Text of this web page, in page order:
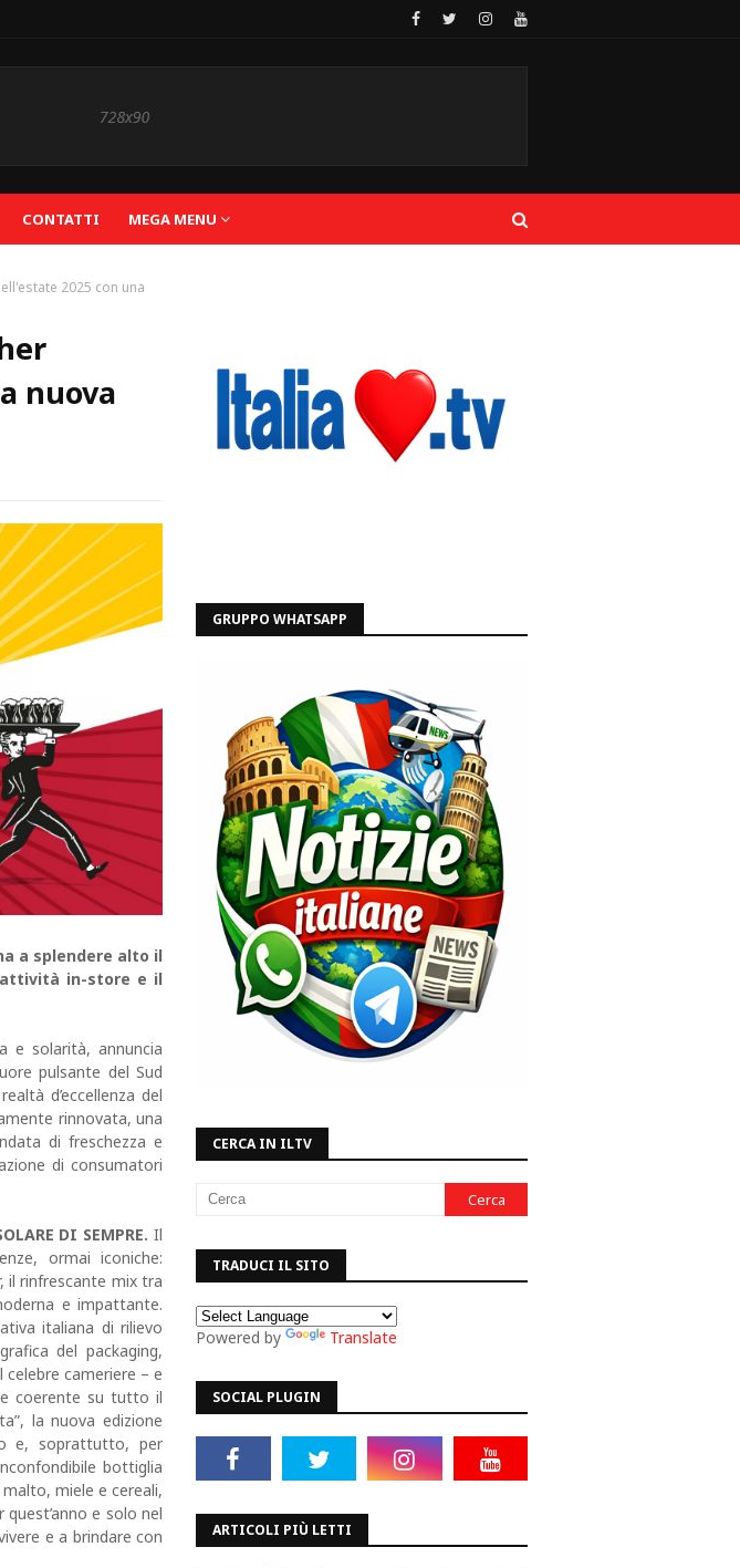
CONTATTI MEGA MENU
2025 con una
nuova
a splendere alto il
attività in-store e il
e solarità, annuncia
pulsante del Sud
d’eccellenza del
rinnovata, una
di freschezza e
di consumatori
DI SEMPRE. Il
ormai iconiche:
il rinfrescante mix tra
e impattante.
italiana di rilievo
del packaging,
cameriere – e
e coerente su tutto il
la nuova edizione
e, soprattutto, per
bottiglia
miele e cereali,
e solo nel
e a brindare con
GRUPPO WHATSAPP
CERCA IN ILTV
TRADUCI IL SITO
Powered by Translate
SOCIAL PLUGIN
ARTICOLI PIÙ LETTI